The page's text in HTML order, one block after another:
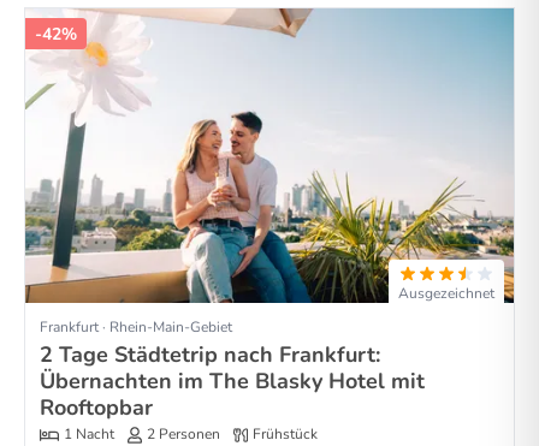
-42%
Ausgezeichnet
Frankfurt · Rhein-Main-Gebiet
2 Tage Städtetrip nach Frankfurt:
Übernachten im The Blasky Hotel mit
Rooftopbar
1 Nacht 2 Personen Frühstück